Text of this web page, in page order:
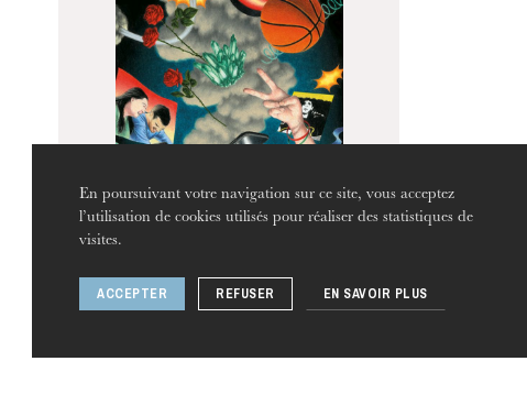
En poursuivant votre navigation sur ce site, vous acceptez
l’utilisation de cookies utilisés pour réaliser des statistiques de
visites.
ACCEPTER REFUSER EN SAVOIR PLUS
20
Kamuyot 23/24